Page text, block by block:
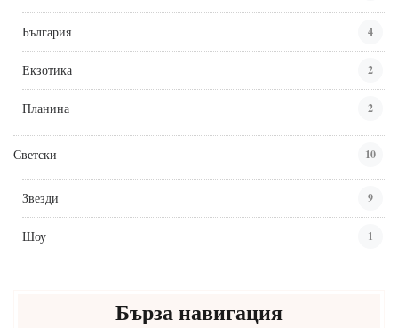
България 4
Екзотика 2
Планина 2
Светски 10
Звезди 9
Шоу 1
Бърза навигация